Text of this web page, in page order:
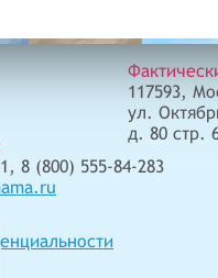
8 (800) 555-84-283
117593,
ул.
д. 80 стр.